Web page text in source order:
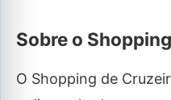
Sobre o
O Shopping de